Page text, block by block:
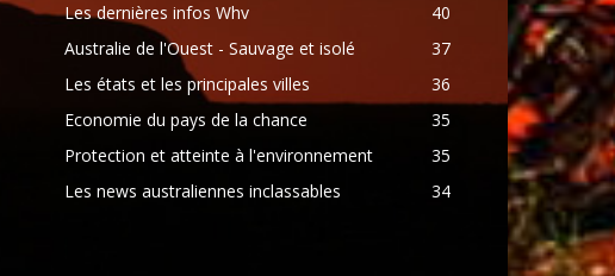
Les dernières infos Whv
40
Australie de l'Ouest - Sauvage et isolé
37
Les états et les principales villes
36
Economie du pays de la chance
35
Protection et atteinte à l'environnement
35
Les news australiennes inclassables
34